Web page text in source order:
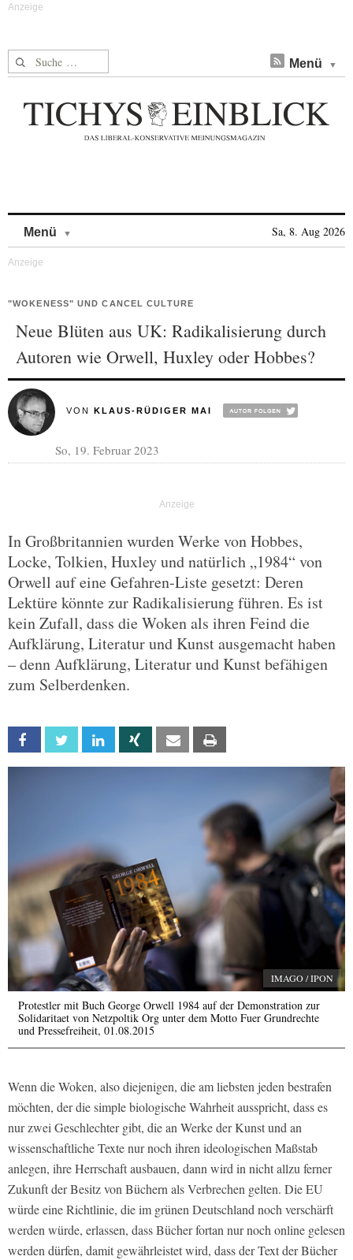
Suche nach: Menü
Menü Sa, 8. Aug 2026
"WOKENESS" UND CANCEL CULTURE
Neue Blüten aus UK: Radikalisierung durch
Autoren wie Orwell, Huxley oder Hobbes?
VON KLAUS-RÜDIGER MAI
So, 19. Februar 2023
In Großbritannien wurden Werke von Hobbes,
Locke, Tolkien, Huxley und natürlich „1984“ von
Orwell auf eine Gefahren-Liste gesetzt: Deren
Lektüre könnte zur Radikalisierung führen. Es ist
kein Zufall, dass die Woken als ihren Feind die
Aufklärung, Literatur und Kunst ausgemacht haben
– denn Aufklärung, Literatur und Kunst befähigen
zum Selberdenken.
Facebook Twitter Linkedin Xing Email
IMAGO / IPON
Protestler mit Buch George Orwell 1984 auf der Demonstration zur
Solidaritaet von Netzpoltik Org unter dem Motto Fuer Grundrechte
und Pressefreiheit, 01.08.2015
Wenn die Woken, also diejenigen, die am liebsten jeden bestrafen
möchten, der die simple biologische Wahrheit ausspricht, dass es
nur zwei Geschlechter gibt, die an Werke der Kunst und an
wissenschaftliche Texte nur noch ihren ideologischen Maßstab
anlegen, ihre Herrschaft ausbauen, dann wird in nicht allzu ferner
Zukunft der Besitz von Büchern als Verbrechen gelten. Die EU
würde eine Richtlinie, die im grünen Deutschland noch verschärft
werden würde, erlassen, dass Bücher fortan nur noch online gelesen
werden dürfen, damit gewährleistet wird, dass der Text der Bücher